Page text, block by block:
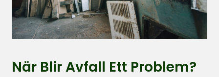
När Blir Avfall Ett Problem?